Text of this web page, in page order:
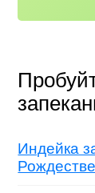
Индейка